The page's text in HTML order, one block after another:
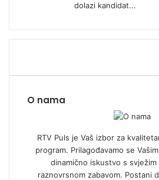
dolazi kandidat...
O nama
RTV Puls je Vaš izbor za
program. Prilagođavamo se
dinamično iskustvo s svježim
raznovrsnom zabavom. Postani